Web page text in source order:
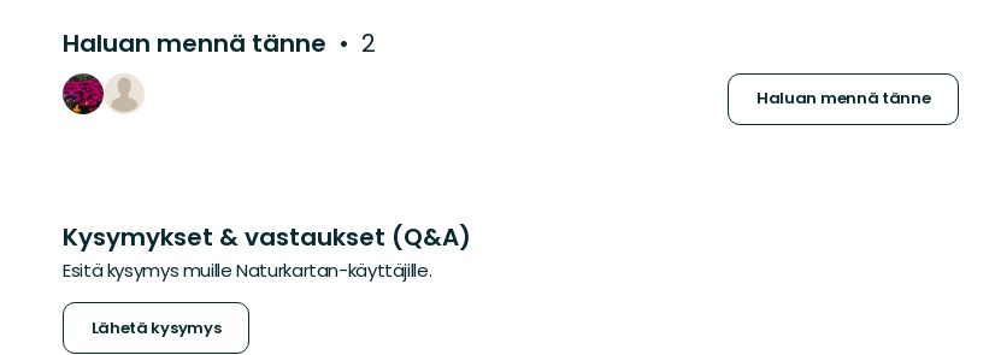
Haluan mennä tänne 2
Haluan mennä tänne
Kysymykset & vastaukset (Q&A)
Esitä kysymys muille Naturkartan-käyttäjille.
Lähetä kysymys